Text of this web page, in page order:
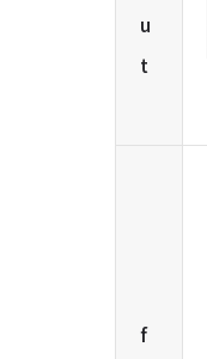
u
t
f